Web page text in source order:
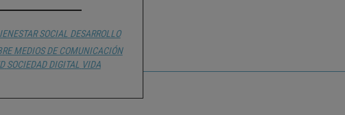
SOCIAL DESARROLLO
MEDIOS DE COMUNICACIÓN
SOCIEDAD DIGITAL VIDA